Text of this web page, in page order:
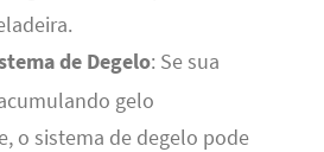
de Degelo: Se sua
gelo
o sistema de degelo pode